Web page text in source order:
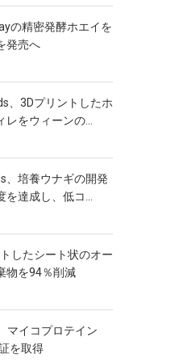
の精密発酵ホエイを
発売へ
、3Dプリントしたホ
レをウィーンの...
、培養ウナギの開発
を達成し、低コ...
したシート状のオー
物を94％削減
マイコプロテイン
を取得